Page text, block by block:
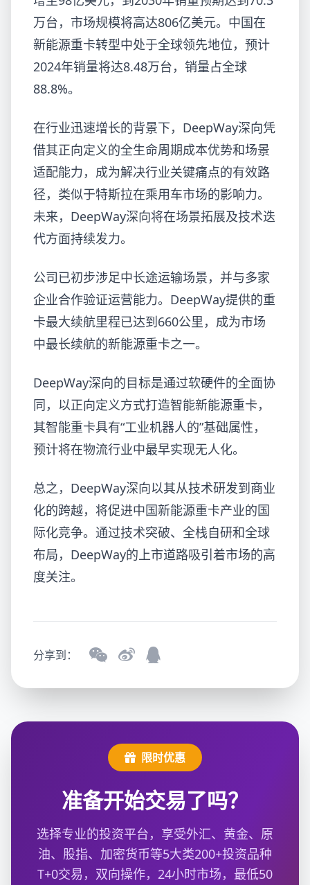
万台，市场规模将高达806亿美元。中国在
新能源重卡转型中处于全球领先地位，预计
2024年销量将达8.48万台，销量占全球
88.8%。
在行业迅速增长的背景下，DeepWay深向凭
借其正向定义的全生命周期成本优势和场景
适配能力，成为解决行业关键痛点的有效路
径，类似于特斯拉在乘用车市场的影响力。
未来，DeepWay深向将在场景拓展及技术迭
代方面持续发力。
公司已初步涉足中长途运输场景，并与多家
企业合作验证运营能力。DeepWay提供的重
卡最大续航里程已达到660公里，成为市场
中最长续航的新能源重卡之一。
DeepWay深向的目标是通过软硬件的全面协
同，以正向定义方式打造智能新能源重卡，
其智能重卡具有“工业机器人的”基础属性，
预计将在物流行业中最早实现无人化。
总之，DeepWay深向以其从技术研发到商业
化的跨越，将促进中国新能源重卡产业的国
际化竞争。通过技术突破、全栈自研和全球
布局，DeepWay的上市道路吸引着市场的高
度关注。
分享到：
限时优惠
准备开始交易了吗？
选择专业的投资平台，享受外汇、黄金、原
油、股指、加密货币等5大类200+投资品种
T+0交易，双向操作，24小时市场，最低50